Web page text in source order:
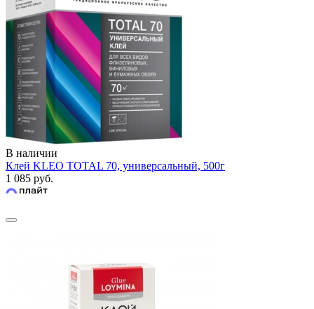
В наличии
Клей KLEO TOTAL 70, универсальный, 500г
1 085 руб.